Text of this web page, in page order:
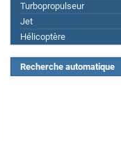
Turbopropulseur
Jet
Hélicoptère
Recherche automatique